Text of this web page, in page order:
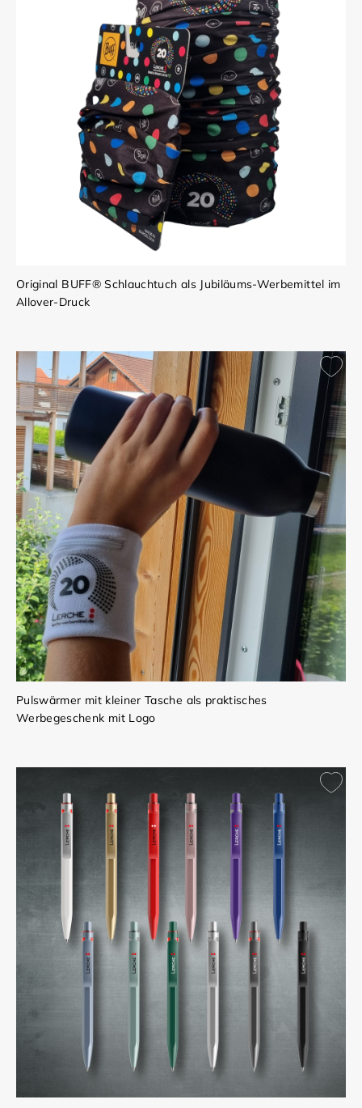
Original BUFF® Schlauchtuch als Jubiläums-Werbemittel im
Allover-Druck
Pulswärmer mit kleiner Tasche als praktisches
Werbegeschenk mit Logo